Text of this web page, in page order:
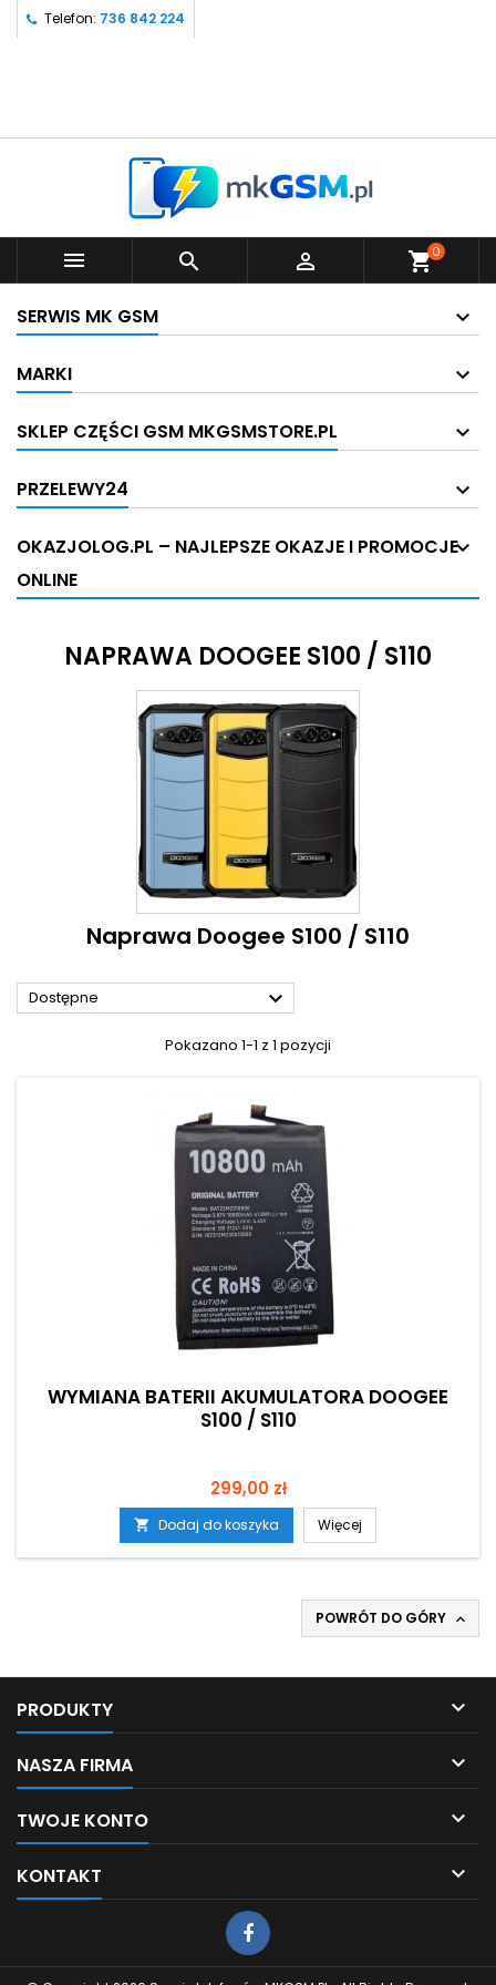
Telefon: 736 842 224
   shopping_cart0
SERWIS MK GSM
MARKI
SKLEP CZĘŚCI GSM MKGSMSTORE.PL
PRZELEWY24
OKAZJOLOG.PL – NAJLEPSZE OKAZJE I PROMOCJE
ONLINE
NAPRAWA DOOGEE S100 / S110
Naprawa Doogee S100 / S110
Dostępne 
Pokazano 1-1 z 1 pozycji
WYMIANA BATERII AKUMULATORA DOOGEE
S100 / S110
Cena
299,00 zł
 Dodaj do koszyka Więcej
POWRÓT DO GÓRY 
PRODUKTY 
NASZA FIRMA 
TWOJE KONTO 
KONTAKT 